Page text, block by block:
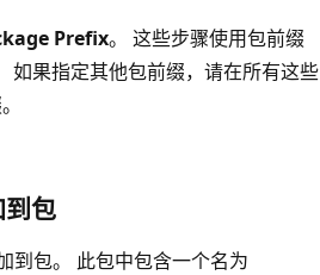
Prefix。 这些步骤使用包前缀
如果指定其他包前缀，请在所有这些
包
到包。 此包中包含一个名为